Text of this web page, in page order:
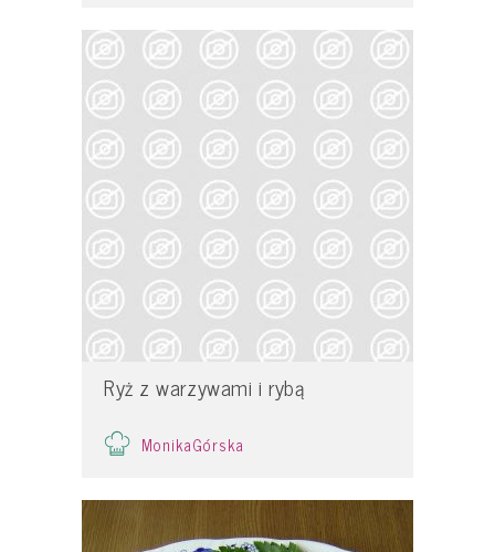
Ryż z warzywami i rybą
MonikaGórska